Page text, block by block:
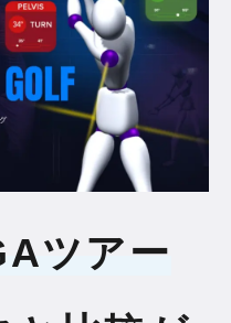
ツアー